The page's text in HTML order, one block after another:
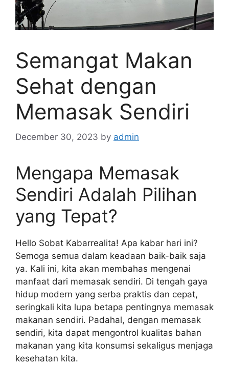
Semangat Makan
Sehat dengan
Memasak Sendiri
December 30, 2023 by admin
Mengapa Memasak
Sendiri Adalah Pilihan
yang Tepat?
Hello Sobat Kabarrealita! Apa kabar hari ini?
Semoga semua dalam keadaan baik-baik saja
ya. Kali ini, kita akan membahas mengenai
manfaat dari memasak sendiri. Di tengah gaya
hidup modern yang serba praktis dan cepat,
seringkali kita lupa betapa pentingnya memasak
makanan sendiri. Padahal, dengan memasak
sendiri, kita dapat mengontrol kualitas bahan
makanan yang kita konsumsi sekaligus menjaga
kesehatan kita.